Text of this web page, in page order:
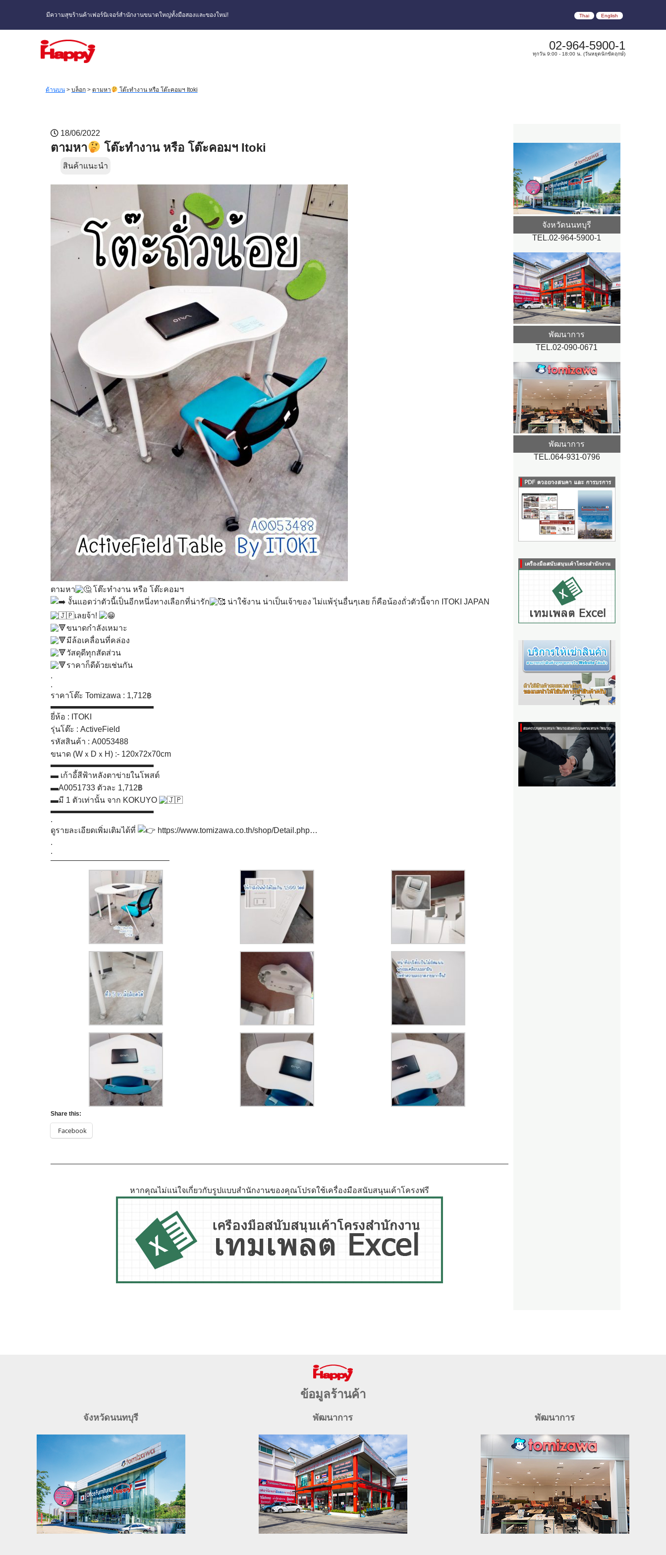
มีความสุขร้านค้าเฟอร์นิเจอร์สำนักงานขนาดใหญ่ทั้งมือสองและของใหม่! Thai English
02-964-5900-1
ทุกวัน 9:00 - 18:00 น. (วันหยุดนักขัตฤกษ์)
ด้านบน > บล็อก > ตามหา โต๊ะทำงาน หรือ โต๊ะคอมฯ Itoki
18/06/2022
ตามหา โต๊ะทำงาน หรือ โต๊ะคอมฯ Itoki
สินค้าแนะนำ
ตามหา
โต๊ะทำงาน หรือ โต๊ะคอมฯ
งั้นแอดว่าตัวนี้เป็นอีกหนึ่งทางเลือกที่น่ารัก
น่าใช้งาน น่าเป็นเจ้าของ ไม่แพ้รุ่นอื่นๆเลย ก็คือน้องถั่วตัวนี้จาก ITOKI JAPAN
เลยจ้า!
ขนาดกำลังเหมาะ
มีล้อเคลื่อนที่คล่อง
วัสดุดีทุกสัดส่วน
ราคาก็ดีด้วยเช่นกัน
.
.
ราคาโต๊ะ Tomizawa : 1,712฿
▬▬▬▬▬▬▬▬▬▬▬▬▬
ยี่ห้อ : ITOKI
รุ่นโต๊ะ : ActiveField
รหัสสินค้า : A0053488
ขนาด (WｘDｘH) :- 120x72x70cm
▬▬▬▬▬▬▬▬▬▬▬▬▬
▬ เก้าอี้สีฟ้าหลังตาข่ายในโพสต์
▬A0051733 ตัวละ 1,712฿
▬มี 1 ตัวเท่านั้น จาก KOKUYO
▬▬▬▬▬▬▬▬▬▬▬▬▬
.
ดูรายละเอียดเพิ่มเติมได้ที่
https://www.tomizawa.co.th/shop/Detail.php…
.
.
———————————————
Share this:
Facebook
หากคุณไม่แน่ใจเกี่ยวกับรูปแบบสำนักงานของคุณโปรดใช้เครื่องมือสนับสนุนเค้าโครงฟรี
จังหวัดนนทบุรี
TEL.02-964-5900-1
พัฒนาการ
TEL.02-090-0671
พัฒนาการ
TEL.064-931-0796
ข้อมูลร้านค้า
จังหวัดนนทบุรี พัฒนาการ พัฒนาการ